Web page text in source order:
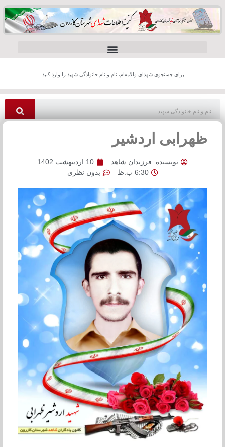
برای جستجوی شهدای والامقام، نام و نام خانوادگی شهید را وارد کنید.
ظهرابی اردشیر
نویسنده: فرزندان شاهد
10 اردیبهشت 1402
6:30 ب.ظ
بدون نظری